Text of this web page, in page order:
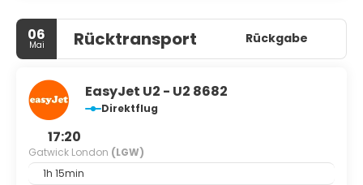
06
Mai Rücktransport Rückgabe
EasyJet U2 - U2 8682
Direktflug
17:20
Gatwick London (LGW)
1h 15min